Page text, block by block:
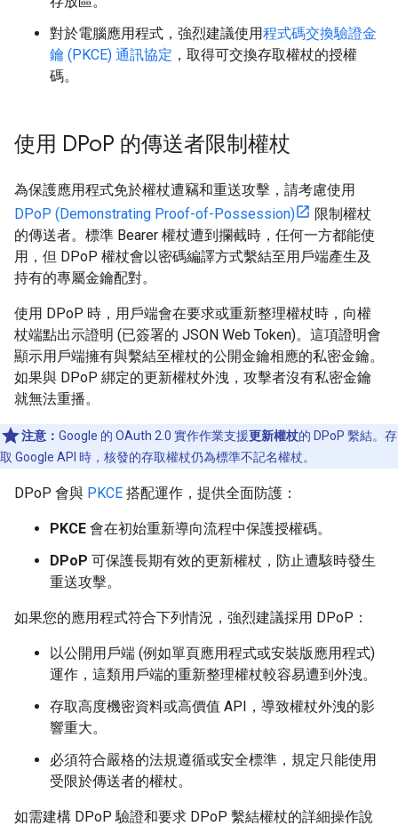
對於電腦應用程式，強烈建議使用程式碼交換驗證金
鑰 (PKCE) 通訊協定 ，取得可交換存取權杖的授權
碼。
使用 DPoP 的傳送者限制權杖
為保護應用程式免於權杖遭竊和重送攻擊，請考慮使用
DPoP (Demonstrating Proof-of-Possession)
限制權杖
的傳送者。標準 Bearer 權杖遭到攔截時，任何一方都能使
用，但 DPoP 權杖會以密碼編譯方式繫結至用戶端產生及
持有的專屬金鑰配對。
使用 DPoP 時，用戶端會在要求或重新整理權杖時，向權
杖端點出示證明 (已簽署的 JSON Web Token)。這項證明會
顯示用戶端擁有與繫結至權杖的公開金鑰相應的私密金鑰。
如果與 DPoP 綁定的更新權杖外洩，攻擊者沒有私密金鑰
就無法重播。
注意： Google 的 OAuth 2.0 實作作業支援更新權杖的 DPoP 繫結。存
取 Google API 時，核發的存取權杖仍為標準不記名權杖。
DPoP 會與 PKCE 搭配運作，提供全面防護：
PKCE 會在初始重新導向流程中保護授權碼。
DPoP 可保護長期有效的更新權杖，防止遭駭時發生
重送攻擊。
如果您的應用程式符合下列情況，強烈建議採用 DPoP：
以公開用戶端 (例如單頁應用程式或安裝版應用程式)
運作，這類用戶端的重新整理權杖較容易遭到外洩。
存取高度機密資料或高價值 API，導致權杖外洩的影
響重大。
必須符合嚴格的法規遵循或安全標準，規定只能使用
受限於傳送者的權杖。
如需建構 DPoP 驗證和要求 DPoP 繫結權杖的詳細操作說